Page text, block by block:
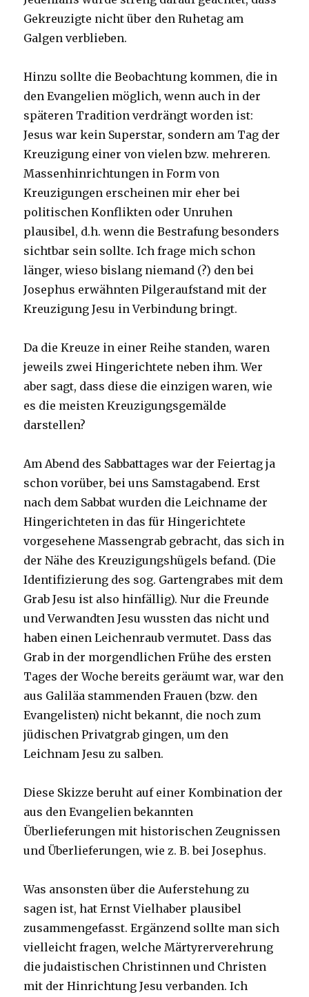
Gekreuzigte nicht über den Ruhetag am
Galgen verblieben.
Hinzu sollte die Beobachtung kommen, die in
den Evangelien möglich, wenn auch in der
späteren Tradition verdrängt worden ist:
Jesus war kein Superstar, sondern am Tag der
Kreuzigung einer von vielen bzw. mehreren.
Massenhinrichtungen in Form von
Kreuzigungen erscheinen mir eher bei
politischen Konflikten oder Unruhen
plausibel, d.h. wenn die Bestrafung besonders
sichtbar sein sollte. Ich frage mich schon
länger, wieso bislang niemand (?) den bei
Josephus erwähnten Pilgeraufstand mit der
Kreuzigung Jesu in Verbindung bringt.
Da die Kreuze in einer Reihe standen, waren
jeweils zwei Hingerichtete neben ihm. Wer
aber sagt, dass diese die einzigen waren, wie
es die meisten Kreuzigungsgemälde
darstellen?
Am Abend des Sabbattages war der Feiertag ja
schon vorüber, bei uns Samstagabend. Erst
nach dem Sabbat wurden die Leichname der
Hingerichteten in das für Hingerichtete
vorgesehene Massengrab gebracht, das sich in
der Nähe des Kreuzigungshügels befand. (Die
Identifizierung des sog. Gartengrabes mit dem
Grab Jesu ist also hinfällig). Nur die Freunde
und Verwandten Jesu wussten das nicht und
haben einen Leichenraub vermutet. Dass das
Grab in der morgendlichen Frühe des ersten
Tages der Woche bereits geräumt war, war den
aus Galiläa stammenden Frauen (bzw. den
Evangelisten) nicht bekannt, die noch zum
jüdischen Privatgrab gingen, um den
Leichnam Jesu zu salben.
Diese Skizze beruht auf einer Kombination der
aus den Evangelien bekannten
Überlieferungen mit historischen Zeugnissen
und Überlieferungen, wie z. B. bei Josephus.
Was ansonsten über die Auferstehung zu
sagen ist, hat Ernst Vielhaber plausibel
zusammengefasst. Ergänzend sollte man sich
vielleicht fragen, welche Märtyrerverehrung
die judaistischen Christinnen und Christen
mit der Hinrichtung Jesu verbanden. Ich